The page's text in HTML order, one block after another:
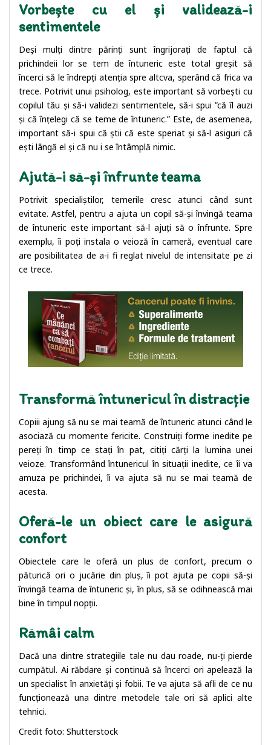
Vorbește cu el și validează-i
sentimentele
Deși mulți dintre părinți sunt îngrijorați de faptul că
prichindeii lor se tem de întuneric este total greșit să
încerci să le îndrepți atenția spre altcva, sperând că frica va
trece. Potrivit unui psiholog, este important să vorbești cu
copilul tău și să-i validezi sentimentele, să-i spui ”că îl auzi
și că înțelegi că se teme de întuneric.” Este, de asemenea,
important să-i spui că știi că este speriat și să-l asiguri că
ești lângă el și că nu i se întâmplă nimic.
Ajută-i să-și înfrunte teama
Potrivit specialiștilor, temerile cresc atunci când sunt
evitate. Astfel, pentru a ajuta un copil să-și învingă teama
de întuneric este important să-l ajuți să o înfrunte. Spre
exemplu, îi poți instala o veioză în cameră, eventual care
are posibilitatea de a-i fi reglat nivelul de intensitate pe zi
ce trece.
Transformă întunericul în distracție
Copiii ajung să nu se mai teamă de întuneric atunci când le
asociază cu momente fericite. Construiți forme inedite pe
pereți în timp ce stați în pat, citiți cărți la lumina unei
veioze. Transformând întunericul în situații inedite, ce îi va
amuza pe prichindei, îi va ajuta să nu se mai teamă de
acesta.
Oferă-le un obiect care le asigură
confort
Obiectele care le oferă un plus de confort, precum o
păturică ori o jucărie din pluș, îi pot ajuta pe copii să-și
învingă teama de întuneric și, în plus, să se odihnească mai
bine în timpul nopții.
Rămâi calm
Dacă una dintre strategiile tale nu dau roade, nu-ți pierde
cumpătul. Ai răbdare și continuă să încerci ori apelează la
un specialist în anxietăți și fobii. Te va ajuta să afli de ce nu
funcționează una dintre metodele tale ori să aplici alte
tehnici.
Credit foto: Shutterstock